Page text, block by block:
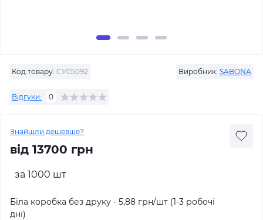
Код товару: СУ05092 Виробник: SABONA
Відгуки: 0
Знайшли дешевше?
від 13700 грн
за 1000 шт
Біла коробка без друку - 5,88 грн/шт (1-3 робочі
дні)